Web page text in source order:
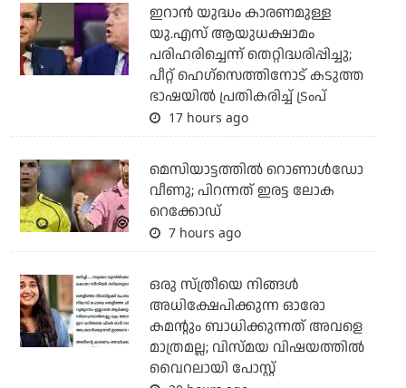
ഇറാന്‍ യുദ്ധം കാരണമുള്ള
യു.എസ് ആയുധക്ഷാമം
പരിഹരിച്ചെന്ന് തെറ്റിദ്ധരിപ്പിച്ചു;
പീറ്റ് ഹെഗ്‌സെത്തിനോട് കടുത്ത
ഭാഷയില്‍ പ്രതികരിച്ച് ട്രംപ്
17 hours ago
മെസിയാട്ടത്തില്‍ റൊണാള്‍ഡോ
വീണു; പിറന്നത് ഇരട്ട ലോക
റെക്കോഡ്
7 hours ago
ഒരു സ്ത്രീയെ നിങ്ങള്‍
അധിക്ഷേപിക്കുന്ന ഓരോ
കമന്റും ബാധിക്കുന്നത് അവളെ
മാത്രമല്ല; വിസ്മയ വിഷയത്തില്‍
വൈറലായി പോസ്റ്റ്